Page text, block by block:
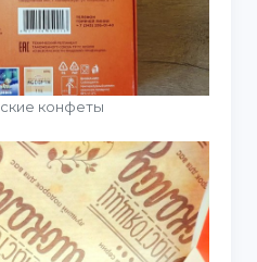
конфеты